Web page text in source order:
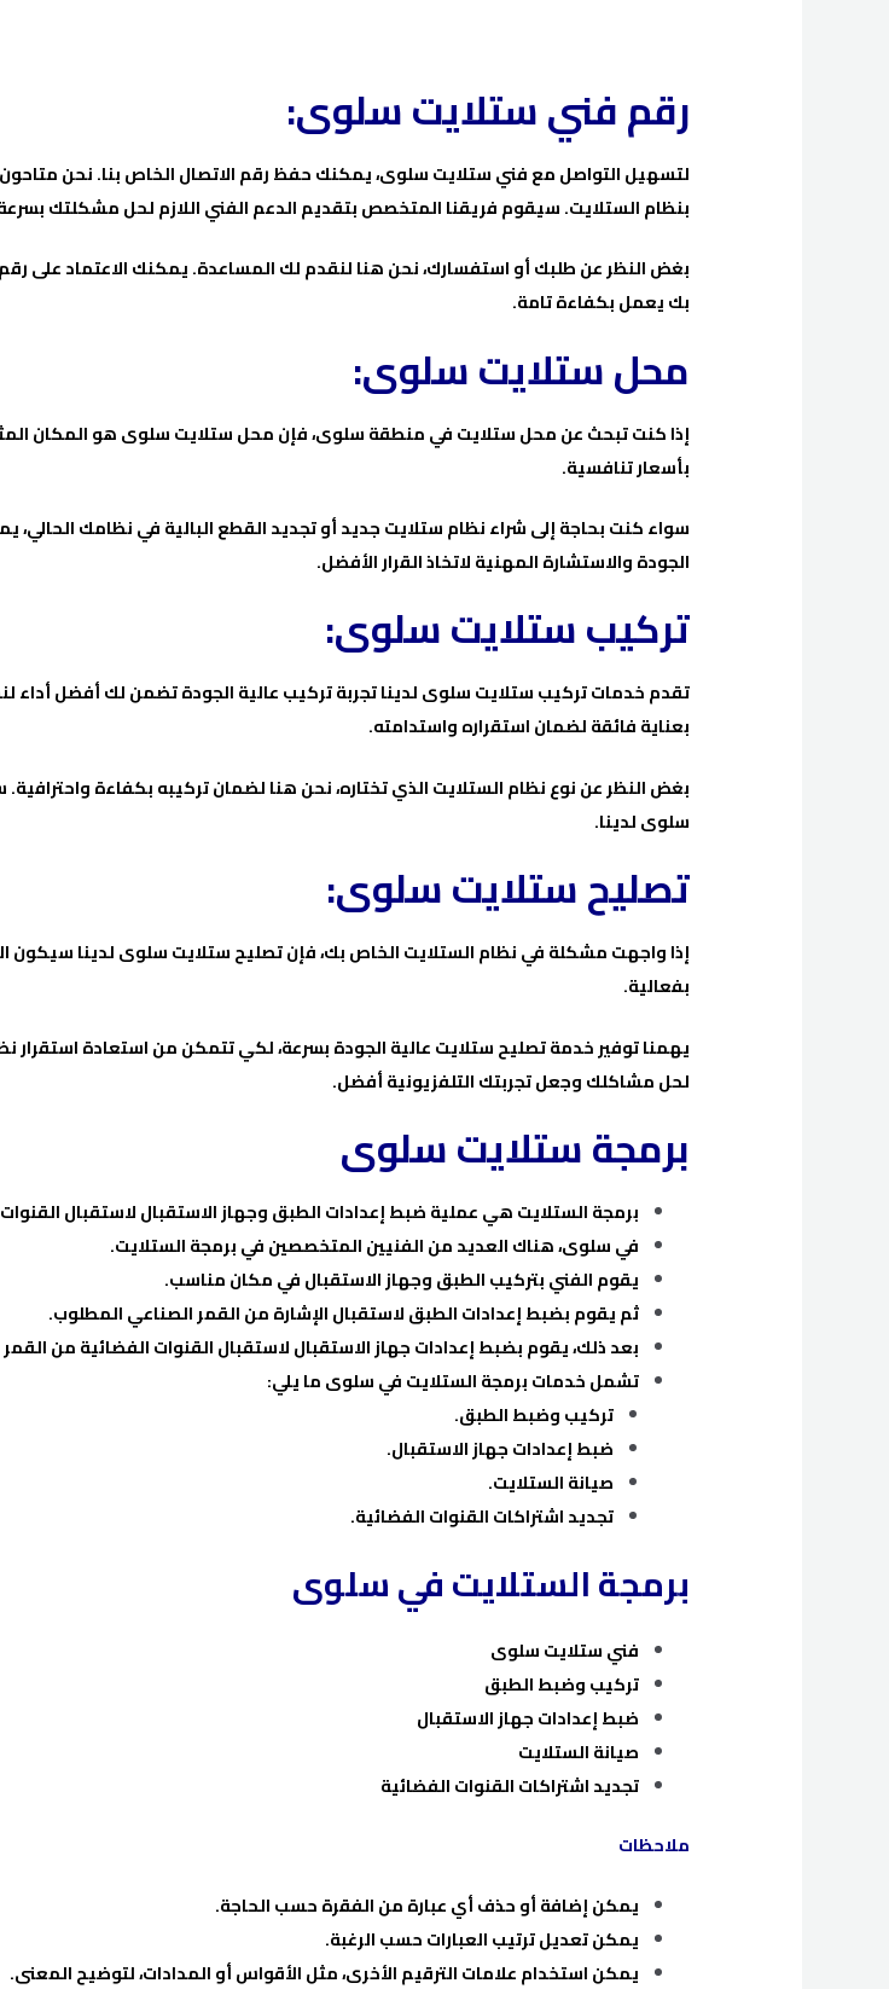
رقم فني ستلايت سلوى:
لتسهيل التواصل مع فني ستلايت سلوى، يمكنك حفظ رقم الاتصال الخاص بنا. نحن متاحون
بنظام الستلايت. سيقوم فريقنا المتخصص بتقديم الدعم الفني اللازم لحل مشكلتك
بغض النظر عن طلبك أو استفسارك، نحن هنا لنقدم لك المساعدة. يمكنك الاعتماد
بك يعمل بكفاءة تامة.
محل ستلايت سلوى:
إذا كنت تبحث عن محل ستلايت في منطقة سلوى، فإن محل ستلايت سلوى هو المكان
بأسعار تنافسية.
سواء كنت بحاجة إلى شراء نظام ستلايت جديد أو تجديد القطع البالية في نظامك
الجودة والاستشارة المهنية لاتخاذ القرار الأفضل.
تركيب ستلايت سلوى:
تقدم خدمات تركيب ستلايت سلوى لدينا تجربة تركيب عالية الجودة تضمن لك أفضل أداء
بعناية فائقة لضمان استقراره واستدامته.
بغض النظر عن نوع نظام الستلايت الذي تختاره، نحن هنا لضمان تركيبه بكفاءة
سلوى لدينا.
تصليح ستلايت سلوى:
إذا واجهت مشكلة في نظام الستلايت الخاص بك، فإن تصليح ستلايت سلوى لدينا سيكون
بفعالية.
يهمنا توفير خدمة تصليح ستلايت عالية الجودة بسرعة، لكي تتمكن من استعادة
لحل مشاكلك وجعل تجربتك التلفزيونية أفضل.
برمجة ستلايت سلوى
برمجة الستلايت هي عملية ضبط إعدادات الطبق وجهاز الاستقبال لاستقبال القنوات
في سلوى، هناك العديد من الفنيين المتخصصين في برمجة الستلايت.
يقوم الفني بتركيب الطبق وجهاز الاستقبال في مكان مناسب.
ثم يقوم بضبط إعدادات الطبق لاستقبال الإشارة من القمر الصناعي المطلوب.
بعد ذلك، يقوم بضبط إعدادات جهاز الاستقبال لاستقبال القنوات الفضائية من
تشمل خدمات برمجة الستلايت في سلوى ما يلي:
تركيب وضبط الطبق.
ضبط إعدادات جهاز الاستقبال.
صيانة الستلايت.
تجديد اشتراكات القنوات الفضائية.
برمجة الستلايت في سلوى
فني ستلايت سلوى
تركيب وضبط الطبق
ضبط إعدادات جهاز الاستقبال
صيانة الستلايت
تجديد اشتراكات القنوات الفضائية
ملاحظات
يمكن إضافة أو حذف أي عبارة من الفقرة حسب الحاجة.
يمكن تعديل ترتيب العبارات حسب الرغبة.
يمكن استخدام علامات الترقيم الأخرى، مثل الأقواس أو المدادات، لتوضيح المعنى.